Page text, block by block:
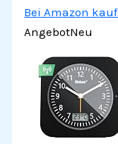
Bei Amazon
AngebotNeu